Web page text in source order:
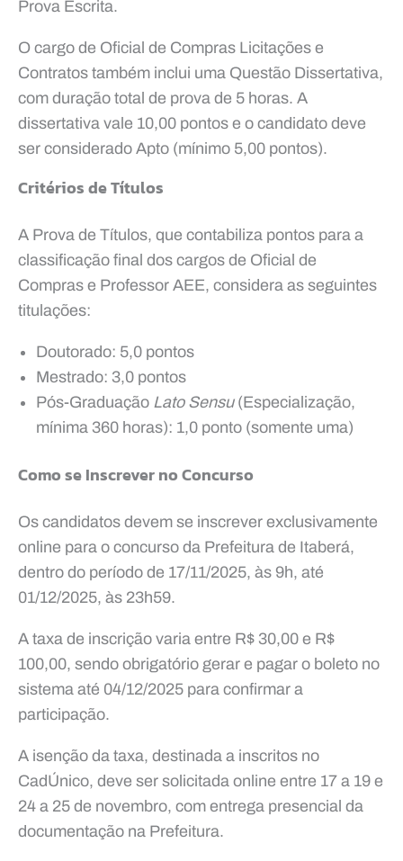
Prova Escrita.
O cargo de Oficial de Compras Licitações e
Contratos também inclui uma Questão Dissertativa,
com duração total de prova de 5 horas. A
dissertativa vale 10,00 pontos e o candidato deve
ser considerado Apto (mínimo 5,00 pontos).
Critérios de Títulos
A Prova de Títulos, que contabiliza pontos para a
classificação final dos cargos de Oficial de
Compras e Professor AEE, considera as seguintes
titulações:
Doutorado: 5,0 pontos
Mestrado: 3,0 pontos
Pós-Graduação Lato Sensu(Especialização,
mínima 360 horas): 1,0 ponto (somente uma)
Como se Inscrever no Concurso
Os candidatos devem se inscrever exclusivamente
online para o concurso da Prefeitura de Itaberá,
dentro do período de 17/11/2025, às 9h, até
01/12/2025, às 23h59.
A taxa de inscrição varia entre R$ 30,00 e R$
100,00, sendo obrigatório gerar e pagar o boleto no
sistema até 04/12/2025 para confirmar a
participação.
A isenção da taxa, destinada a inscritos no
CadÚnico, deve ser solicitada online entre 17 a 19 e
24 a 25 de novembro, com entrega presencial da
documentação na Prefeitura.